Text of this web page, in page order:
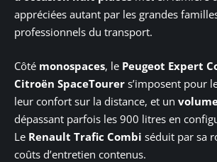
appréciées autant par les grandes
professionnels du transport.
Côté monospaces, le Peugeot Expert
Citroën SpaceTourer s’imposent pour
leur confort sur la distance, et un
dépassant parfois les 900 litres en
Le Renault Trafic Combi séduit par sa
coûts d’entretien contenus.